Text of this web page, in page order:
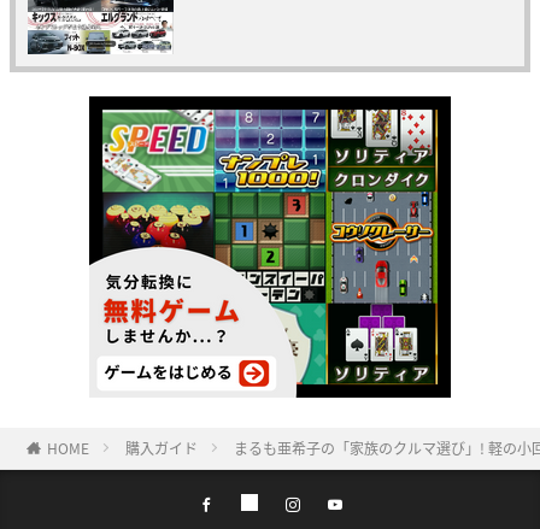
HOME 購入ガイド まるも亜希子の「家族のクルマ選び」! 軽の